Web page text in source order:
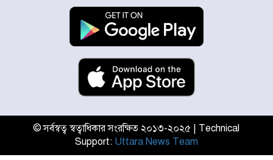
জুলাইয়ে দেশজুড়ে ৪৫৮টি সড়ক
দুর্ঘটনায় ৪১৬ জন নিহত হয়েছেন
হারিয়ে যাওয়া শিশুকে পরিবারের কাছে
ফিরিয়ে প্রশংসায় ভাসছেন খিলক্ষেত
আজ থেকে উন্মুক্ত ‘জুলাই গণঅভ্যুত্থান
স্মৃতি জাদুঘর
© সর্বস্বত্ব স্বত্বাধিকার সংরক্ষিত ২০১৩-২০২৫ | Technical
Support: Uttara News Team